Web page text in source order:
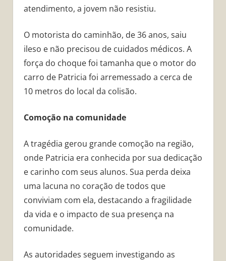
atendimento, a jovem não resistiu.
O motorista do caminhão, de 36 anos, saiu
ileso e não precisou de cuidados médicos. A
força do choque foi tamanha que o motor do
carro de Patricia foi arremessado a cerca de
10 metros do local da colisão.
Comoção na comunidade
A tragédia gerou grande comoção na região,
onde Patricia era conhecida por sua dedicação
e carinho com seus alunos. Sua perda deixa
uma lacuna no coração de todos que
conviviam com ela, destacando a fragilidade
da vida e o impacto de sua presença na
comunidade.
As autoridades seguem investigando as